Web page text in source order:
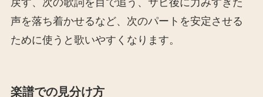
声を落ち着かせるなど、次のパートを安定させる
ために使うと歌いやすくなります。
楽譜での見分け方